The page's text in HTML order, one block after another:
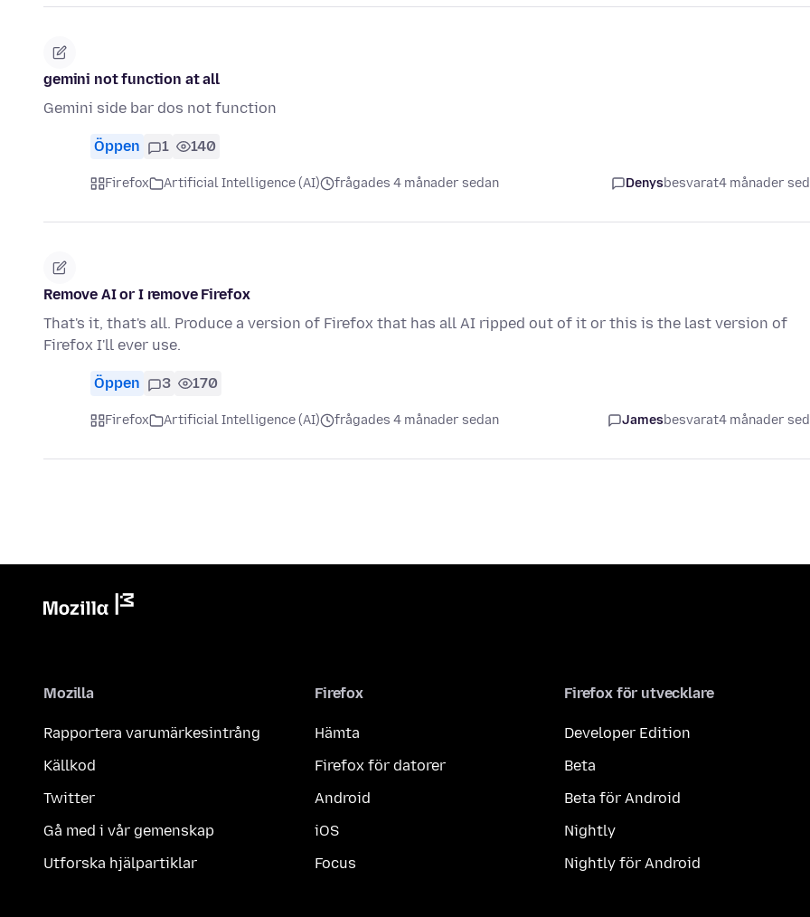
gemini not function at all
Gemini side bar dos not function
Öppen 1 140
Firefox Artificial Intelligence (AI) frågades 4 månader sedan Denysbesvarat4 månader
Remove AI or I remove Firefox
That's it, that's all. Produce a version of Firefox that has all AI ripped out of it or this is the last version of
Firefox I'll ever use.
Öppen 3 170
Firefox Artificial Intelligence (AI) frågades 4 månader sedan Jamesbesvarat4 månader
Mozilla
Rapportera varumärkesintrång
Källkod
Twitter
Gå med i vår gemenskap
Utforska hjälpartiklar
Firefox
Hämta
Firefox för datorer
Android
iOS
Focus
Firefox för utvecklare
Developer Edition
Beta
Beta för Android
Nightly
Nightly för Android